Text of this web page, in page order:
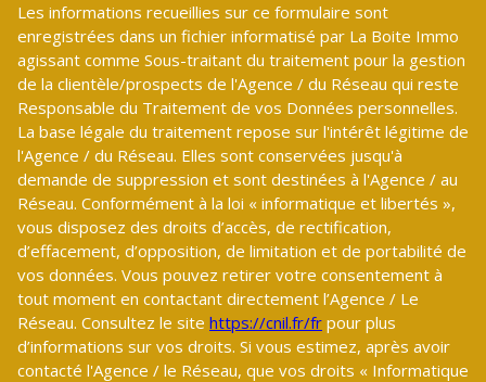
Les informations recueillies sur ce formulaire sont
enregistrées dans un fichier informatisé par La Boite Immo
agissant comme Sous-traitant du traitement pour la gestion
de la clientèle/prospects de l'Agence / du Réseau qui reste
Responsable du Traitement de vos Données personnelles.
La base légale du traitement repose sur l'intérêt légitime de
l'Agence / du Réseau. Elles sont conservées jusqu'à
demande de suppression et sont destinées à l'Agence / au
Réseau. Conformément à la loi « informatique et libertés »,
vous disposez des droits d’accès, de rectification,
d’effacement, d’opposition, de limitation et de portabilité de
vos données. Vous pouvez retirer votre consentement à
tout moment en contactant directement l’Agence / Le
Réseau. Consultez le site https://cnil.fr/fr pour plus
d’informations sur vos droits. Si vous estimez, après avoir
contacté l'Agence / le Réseau, que vos droits « Informatique